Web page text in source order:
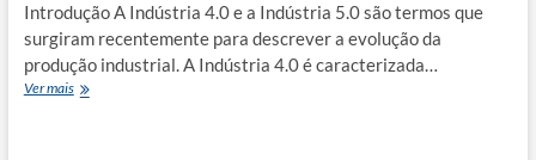
Introdução A Indústria 4.0 e a Indústria 5.0 são termos que
surgiram recentemente para descrever a evolução da
produção industrial. A Indústria 4.0 é caracterizada…
Ver maisIndústria